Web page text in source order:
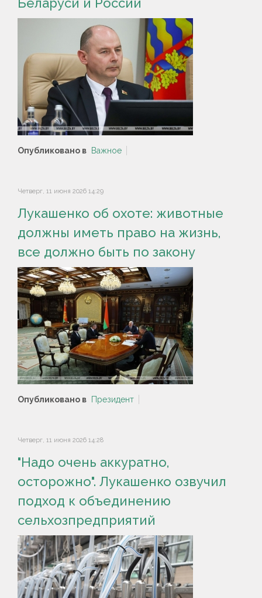
Опубликовано в Важное
Четверг, 11 июня 2026 14:29
Лукашенко об охоте: животные
должны иметь право на жизнь,
все должно быть по закону
Опубликовано в Президент
Четверг, 11 июня 2026 14:28
"Надо очень аккуратно,
осторожно". Лукашенко озвучил
подход к объединению
сельхозпредприятий